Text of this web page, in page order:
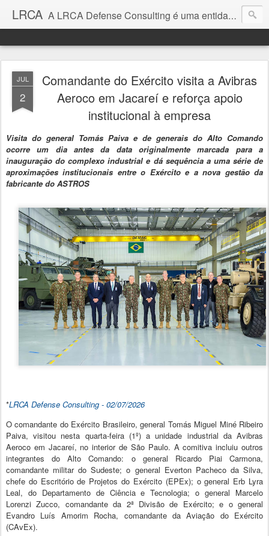
LRCA A LRCA Defense Consulting é uma entidade sem fins lucrativos que se dedica a produzir e divulgar notícias e análises sobre as Empresas de Defesa. Não somos jornalistas e nem este é um blog jornalístico.
JUL
2
Comandante do Exército visita a Avibras
Aeroco em Jacareí e reforça apoio
institucional à empresa
Visita do general Tomás Paiva e de generais do Alto Comando
ocorre um dia antes da data originalmente marcada para a
inauguração do complexo industrial e dá sequência a uma série de
aproximações institucionais entre o Exército e a nova gestão da
fabricante do ASTROS
*LRCA Defense Consulting - 02/07/2026
O comandante do Exército Brasileiro, general Tomás Miguel Miné Ribeiro
Paiva, visitou nesta quarta-feira (1º) a unidade industrial da Avibras
Aeroco em Jacareí, no interior de São Paulo. A comitiva incluiu outros
integrantes do Alto Comando: o general Ricardo Piai Carmona,
comandante militar do Sudeste; o general Everton Pacheco da Silva,
chefe do Escritório de Projetos do Exército (EPEx); o general Erb Lyra
Leal, do Departamento de Ciência e Tecnologia; o general Marcelo
Lorenzi Zucco, comandante da 2ª Divisão de Exército; e o general
Evandro Luís Amorim Rocha, comandante da Aviação do Exército
(CAvEx).